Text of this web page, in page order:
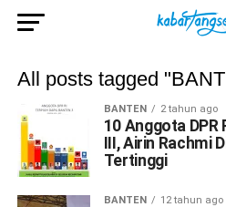
All posts tagged
BANTEN 2 tahun ago
10 Anggota DPR
III, Airin Rachmi
Tertinggi
BANTEN 12 tahun ago